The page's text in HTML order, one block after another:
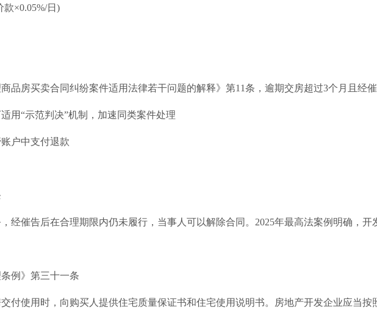
×0.05%/日)
品房买卖合同纠纷案件适用法律若干问题的解释》第11条，逾期交房超过3个月且经
用“示范判决”机制，加速同类案件处理
户中支付退款
经催告后在合理期限内仍未履行，当事人可以解除合同。2025年最高法案例明确，
例》第三十一条
付使用时，向购买人提供住宅质量保证书和住宅使用说明书。房地产开发企业应当